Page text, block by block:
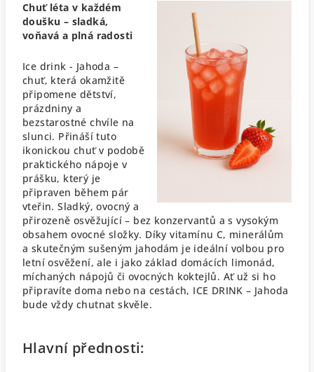
Chuť léta v každém
doušku – sladká,
voňavá a plná radosti
Ice drink - Jahoda –
chuť, která okamžitě
připomene dětství,
prázdniny a
bezstarostné chvíle na
slunci. Přináší tuto
ikonickou chuť v podobě
praktického nápoje v
prášku, který je
připraven během pár
vteřin. Sladký, ovocný a
přirozeně osvěžující – bez konzervantů a s vysokým
obsahem ovocné složky. Díky vitamínu C, minerálům
a skutečným sušeným jahodám je ideální volbou pro
letní osvěžení, ale i jako základ domácích limonád,
míchaných nápojů či ovocných koktejlů. Ať už si ho
připravíte doma nebo na cestách, ICE DRINK – Jahoda
bude vždy chutnat skvěle.
Hlavní přednosti: